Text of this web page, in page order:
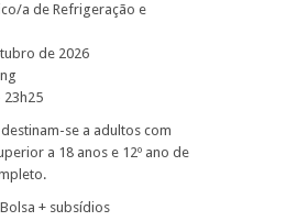
a de Refrigeração e
de 2026
23h25
se a adultos com
a 18 anos e 12º ano de
+ subsídios